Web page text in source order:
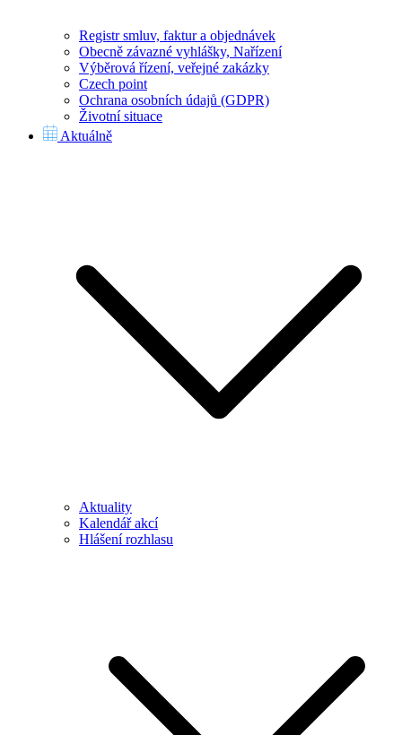
Registr smluv, faktur a objednávek
Obecně závazné vyhlášky, Nařízení
Výběrová řízení, veřejné zakázky
Czech point
Ochrana osobních údajů (GDPR)
Životní situace
Aktuálně
Aktuality
Kalendář akcí
Hlášení rozhlasu